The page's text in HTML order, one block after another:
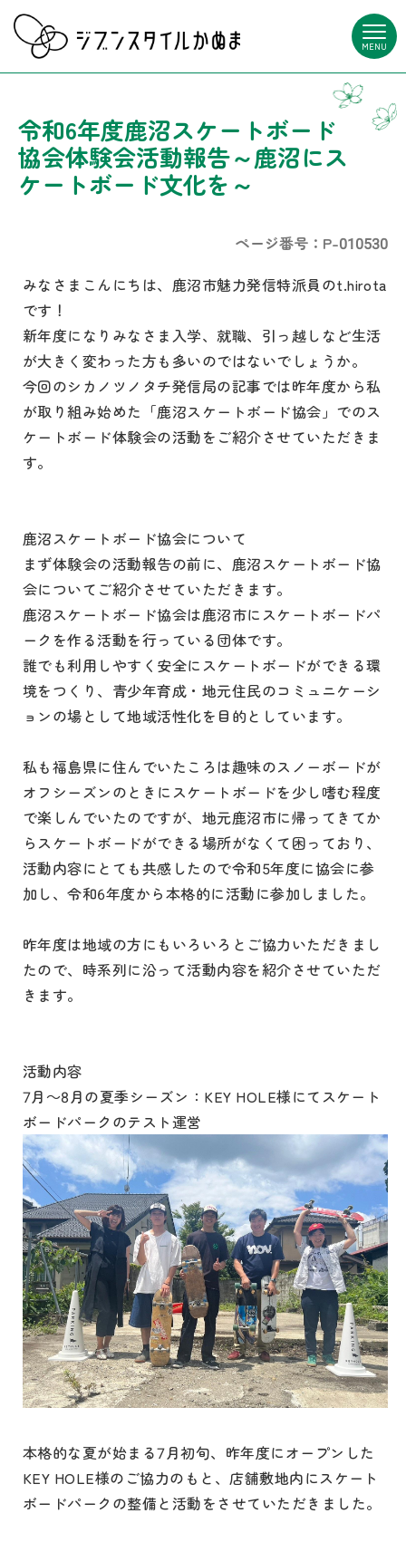
MENU
令和6年度鹿沼スケートボード
協会体験会活動報告～鹿沼にス
ケートボード文化を～
ページ番号：P-010530
みなさまこんにちは、鹿沼市魅力発信特派員のt.hirota
です！
新年度になりみなさま入学、就職、引っ越しなど生活
が大きく変わった方も多いのではないでしょうか。
今回のシカノツノタチ発信局の記事では昨年度から私
が取り組み始めた「鹿沼スケートボード協会」でのス
ケートボード体験会の活動をご紹介させていただきま
す。
鹿沼スケートボード協会について
まず体験会の活動報告の前に、鹿沼スケートボード協
会についてご紹介させていただきます。
鹿沼スケートボード協会は鹿沼市にスケートボードパ
ークを作る活動を行っている団体です。
誰でも利用しやすく安全にスケートボードができる環
境をつくり、青少年育成・地元住民のコミュニケーシ
ョンの場として地域活性化を目的としています。
私も福島県に住んでいたころは趣味のスノーボードが
オフシーズンのときにスケートボードを少し嗜む程度
で楽しんでいたのですが、地元鹿沼市に帰ってきてか
らスケートボードができる場所がなくて困っており、
活動内容にとても共感したので令和5年度に協会に参
加し、令和6年度から本格的に活動に参加しました。
昨年度は地域の方にもいろいろとご協力いただきまし
たので、時系列に沿って活動内容を紹介させていただ
きます。
活動内容
7月～8月の夏季シーズン：KEY HOLE様にてスケート
ボードパークのテスト運営
本格的な夏が始まる7月初旬、昨年度にオープンした
KEY HOLE様のご協力のもと、店舗敷地内にスケート
ボードパークの整備と活動をさせていただきました。